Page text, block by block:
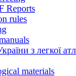
Reports
rules
з легкої
materials